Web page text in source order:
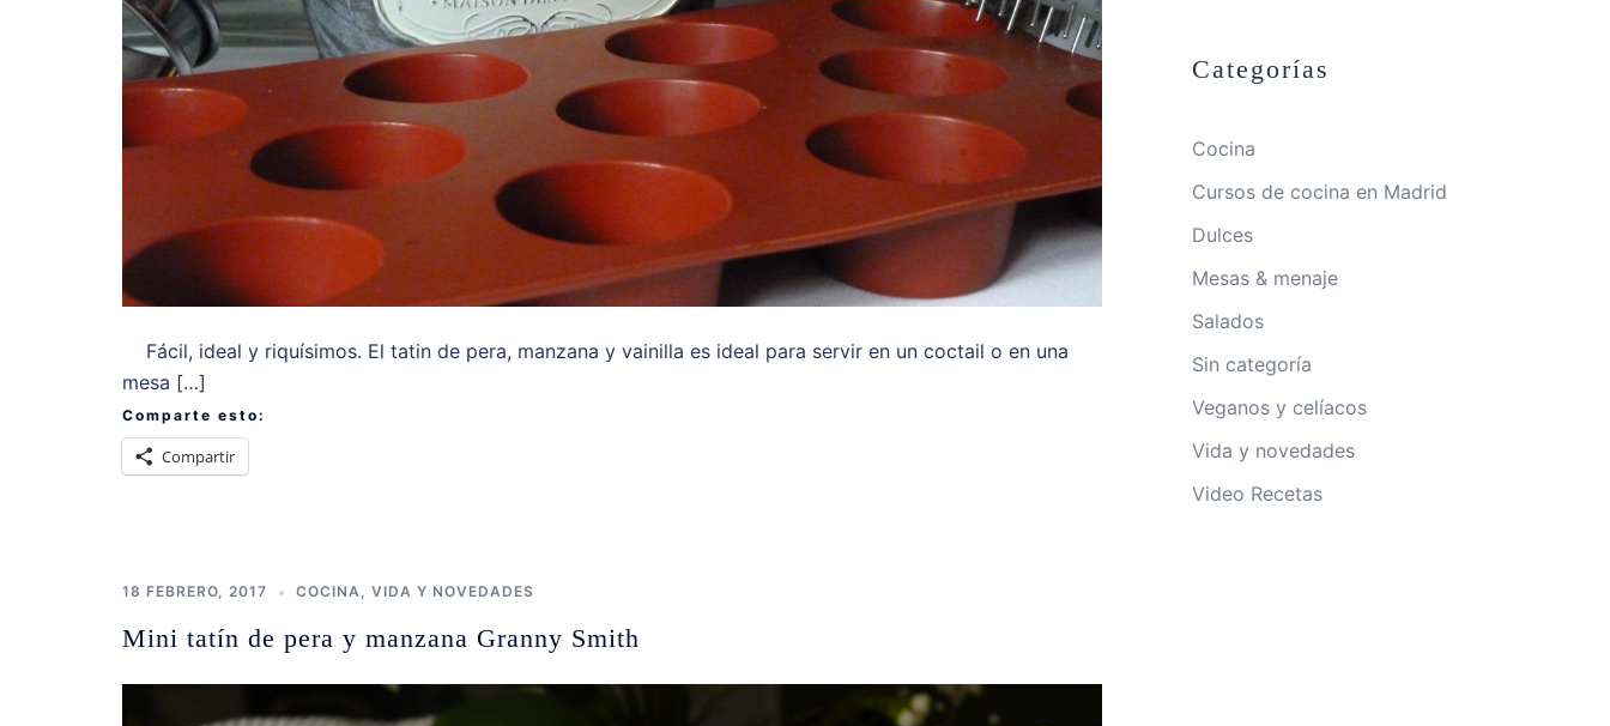
Fácil, ideal y riquísimos. El tatin de pera, manzana y vainilla es ideal para servir en un coctail o en una
mesa […]
Comparte esto:
Compartir
18 FEBRERO, 2017 COCINA, VIDA Y NOVEDADES
Mini tatín de pera y manzana Granny Smith
Categorías
Cocina
Cursos de cocina en Madrid
Dulces
Mesas & menaje
Salados
Sin categoría
Veganos y celíacos
Vida y novedades
Video Recetas